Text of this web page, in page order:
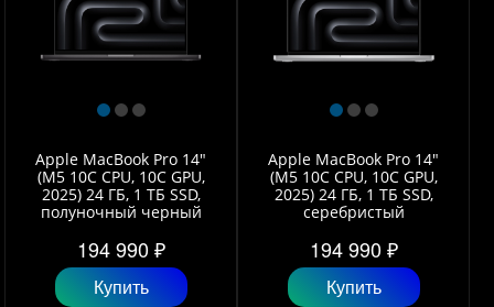
Apple MacBook Pro 14"
(M5 10C CPU, 10C GPU,
2025) 24 ГБ, 1 ТБ SSD,
полуночный черный
194 990 ₽
Купить
Apple MacBook Pro 14"
(M5 10C CPU, 10C GPU,
2025) 24 ГБ, 1 ТБ SSD,
серебристый
194 990 ₽
Купить